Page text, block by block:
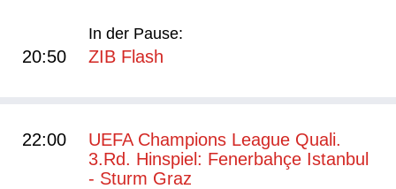
In der Pause:
20:50 ZIB Flash
22:00
UEFA Champions League Quali.
3.Rd. Hinspiel: Fenerbahçe Istanbul
- Sturm Graz